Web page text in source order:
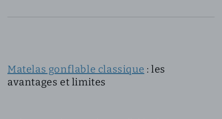
Matelas gonflable classique : les
avantages et limites